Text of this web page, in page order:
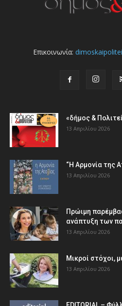
Επικοινωνία:
«δήμος &
13 Απριλίου 2026
“Η Αρμονία της
13 Απριλίου 2026
Πρώιμη
ανάπτυξη των
13 Απριλίου 2026
Μικροί στόχοι,
13 Απριλίου 2026